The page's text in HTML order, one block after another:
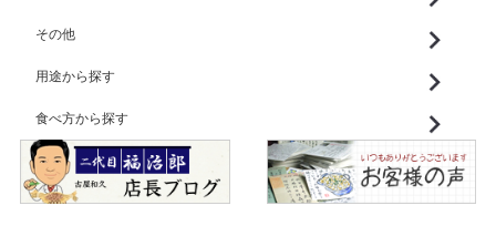
その他
用途から探す
食べ方から探す